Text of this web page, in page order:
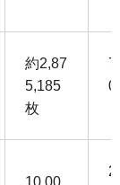
約2,87
5,185
枚
0
10,00